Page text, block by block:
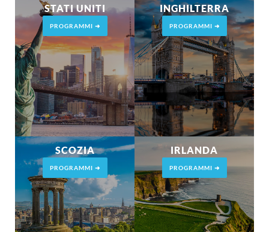
STATI UNITI
PROGRAMMI ➜
INGHILTERRA
PROGRAMMI ➜
SCOZIA
PROGRAMMI ➜
IRLANDA
PROGRAMMI ➜